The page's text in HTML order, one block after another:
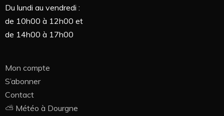
Du lundi au vendredi :
de 10h00 à 12h00 et
de 14h00 à 17h00
Mon compte
S’abonner
Contact
⛅ Météo à Dourgne